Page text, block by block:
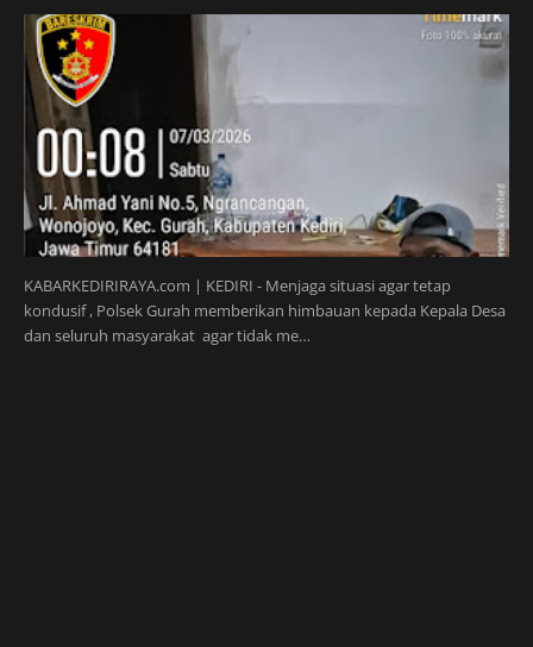
KABARKEDIRIRAYA.com | KEDIRI - Menjaga situasi agar tetap
kondusif , Polsek Gurah memberikan himbauan kepada Kepala Desa
dan seluruh masyarakat agar tidak me…